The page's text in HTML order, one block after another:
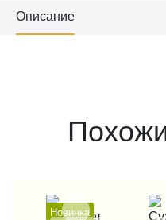
Описание
Новинка